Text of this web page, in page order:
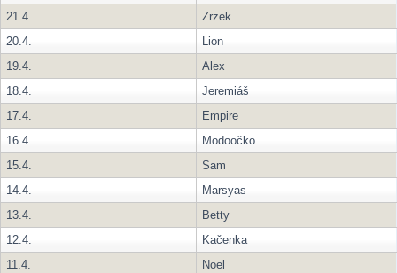
21.4.
Zrzek
20.4.
Lion
19.4.
Alex
18.4.
Jeremiáš
17.4.
Empire
16.4.
Modoočko
15.4.
Sam
14.4.
Marsyas
13.4.
Betty
12.4.
Kačenka
11.4.
Noel